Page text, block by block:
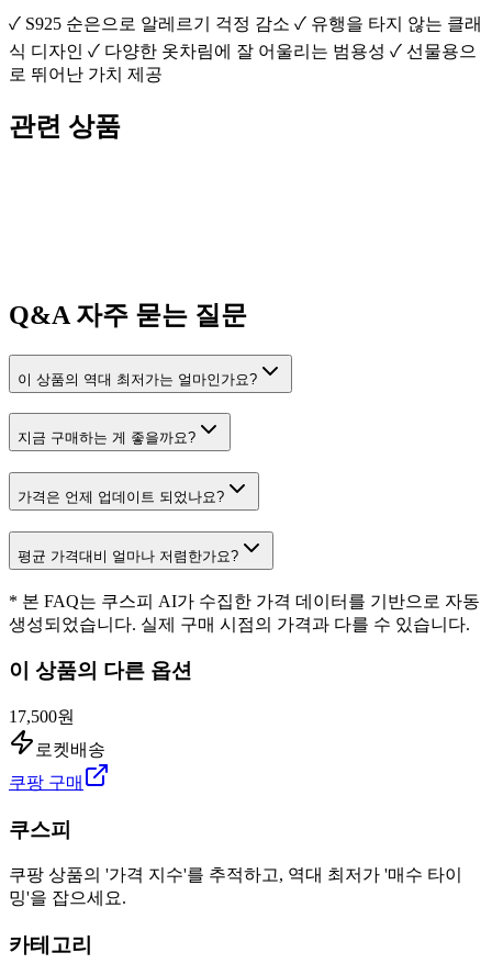
✓ S925 순은으로 알레르기 걱정 감소 ✓ 유행을 타지 않는 클래
식 디자인 ✓ 다양한 옷차림에 잘 어울리는 범용성 ✓ 선물용으
로 뛰어난 가치 제공
관련 상품
Q&A 자주 묻는 질문
이 상품의 역대 최저가는 얼마인가요?
지금 구매하는 게 좋을까요?
가격은 언제 업데이트 되었나요?
평균 가격대비 얼마나 저렴한가요?
* 본 FAQ는 쿠스피 AI가 수집한 가격 데이터를 기반으로 자동
생성되었습니다. 실제 구매 시점의 가격과 다를 수 있습니다.
이 상품의 다른 옵션
17,500원
로켓배송
쿠팡 구매
쿠스피
쿠팡 상품의 '가격 지수'를 추적하고, 역대 최저가 '매수 타이
밍'을 잡으세요.
카테고리